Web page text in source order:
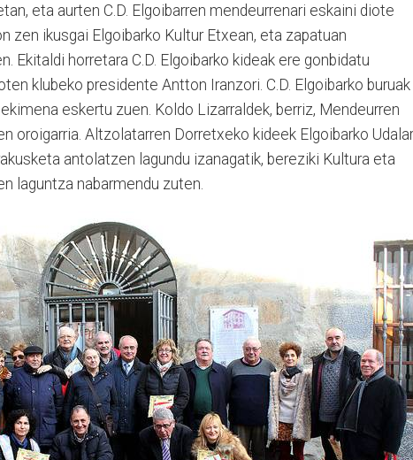
eta aurten C.D. Elgoibarren mendeurrenari eskaini diote
zen ikusgai Elgoibarko Kultur Etxean, eta zapatuan
Ekitaldi horretara C.D. Elgoibarko kideak ere gonbidatu
klubeko presidente Antton Iranzori. C.D. Elgoibarko buruak
eskertu zuen. Koldo Lizarraldek, berriz, Mendeurren
oroigarria. Altzolatarren Dorretxeko kideek Elgoibarko
antolatzen lagundu izanagatik, bereziki Kultura eta
laguntza nabarmendu zuten.